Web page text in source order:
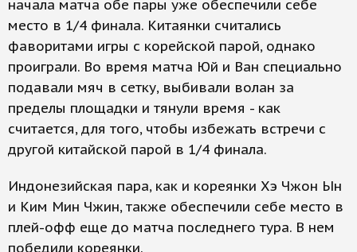
начала матча обе пары уже обеспечили себе
место в 1/4 финала. Китаянки считались
фаворитами игры с корейской парой, однако
проиграли. Во время матча Юй и Ван специально
подавали мяч в сетку, выбивали волан за
пределы площадки и тянули время - как
считается, для того, чтобы избежать встречи с
другой китайской парой в 1/4 финала.
Индонезийская пара, как и кореянки Хэ Чжон Ын
и Ким Мин Чжин, также обеспечили себе место в
плей-офф еще до матча последнего тура. В нем
победили кореянки.